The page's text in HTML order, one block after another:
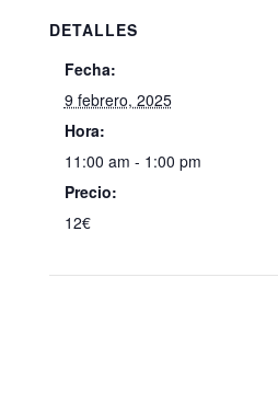
DETALLES
Fecha:
9 febrero, 2025
Hora:
11:00 am - 1:00 pm
Precio:
12€